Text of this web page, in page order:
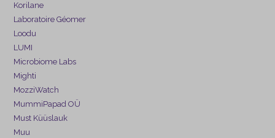
Korilane
Laboratoire Géomer
Loodu
LUMI
Microbiome Labs
Mighti
MozziWatch
MummiPapad OÜ
Must Küüslauk
Muu